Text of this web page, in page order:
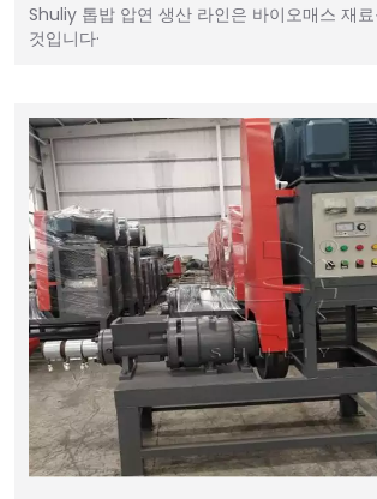
Shuliy 톱밥 압연 생산 라인은 바이오매스 재
것입니다·